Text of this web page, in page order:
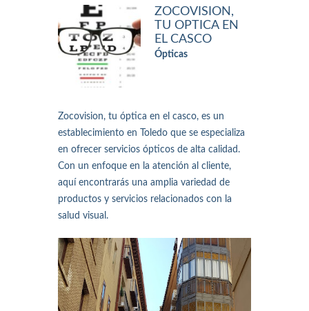
ZOCOVISION,
TU OPTICA EN
EL CASCO
Ópticas
Zocovision, tu óptica en el casco, es un
establecimiento en Toledo que se especializa
en ofrecer servicios ópticos de alta calidad.
Con un enfoque en la atención al cliente,
aquí encontrarás una amplia variedad de
productos y servicios relacionados con la
salud visual.